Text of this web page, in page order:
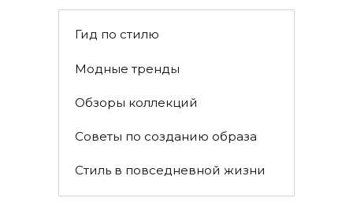
Гид по стилю
Модные тренды
Обзоры коллекций
Советы по созданию образа
Стиль в повседневной жизни